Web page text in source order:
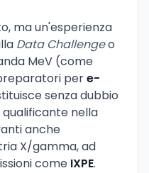
ma un'esperienza
Data Challengeo
MeV (come
pere-
senza dubbio
nella
anche
X/gamma, ad
come IXPE.